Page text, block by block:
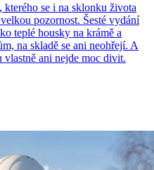
kterého se i na sklonku života
pozornost. Šesté vydání
teplé housky na krámě a
na skladě se ani neohřejí. A
ani nejde moc divit.